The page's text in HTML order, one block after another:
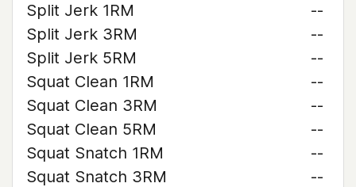
Split Jerk 1RM
--
Split Jerk 3RM
--
Split Jerk 5RM
--
Squat Clean 1RM
--
Squat Clean 3RM
--
Squat Clean 5RM
--
Squat Snatch 1RM
--
Squat Snatch 3RM
--